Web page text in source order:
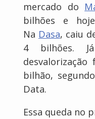
mercado do
bilhões e
Na Dasa, caiu
4 bilhões.
bilhão,
Data.
Essa queda no